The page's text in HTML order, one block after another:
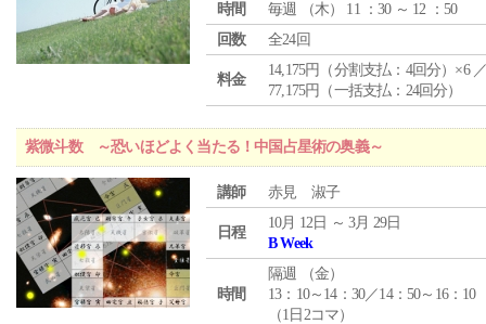
時間
毎週 （木） 11 ：30 ～ 12 ：50
回数
全24回
料金
14,175円（分割支払：4回分）×6
77,175円（一括支払：24回分）
紫微斗数 ～恐いほどよく当たる！中国占星術の奥義～
講師 赤見 淑子
日程
10月 12日 ～ 3月 29日
B Week
時間
隔週 （金）
13：10～14：30／14：50～16：10
（1日2コマ）